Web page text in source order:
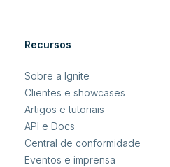
Recursos
Sobre a Ignite
Clientes e showcases
Artigos e tutoriais
API e Docs
Central de conformidade
Eventos e imprensa